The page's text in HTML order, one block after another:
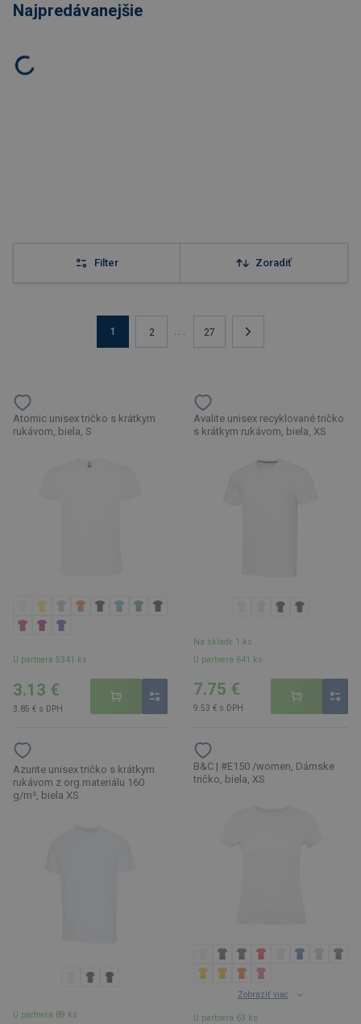
Najpredávanejšie
Filter Zoradiť
1 2 ... 27
Atomic unisex tričko s krátkym
rukávom, biela, S
U partnera 5341 ks
3.13 €
3.85 € s DPH
Avalite unisex recyklované tričko
s krátkym rukávom, biela, XS
Na sklade 1 ks
U partnera 641 ks
7.75 €
9.53 € s DPH
Azurite unisex tričko s krátkym
rukávom z org.materiálu 160
g/m², biela XS
U partnera 89 ks
B&C | #E150 /women, Dámske
tričko, biela, XS
Zobraziť viac
U partnera 63 ks